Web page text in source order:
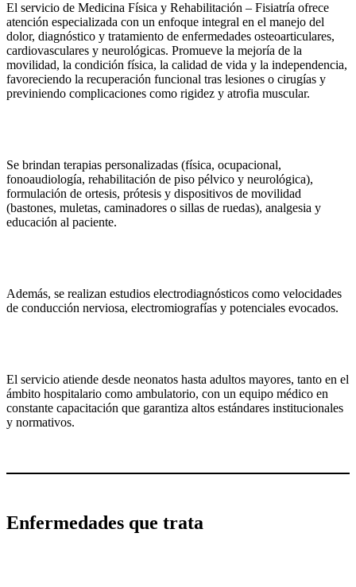
El servicio de Medicina Física y Rehabilitación – Fisiatría ofrece
atención especializada con un enfoque integral en el manejo del
dolor, diagnóstico y tratamiento de enfermedades osteoarticulares,
cardiovasculares y neurológicas. Promueve la mejoría de la
movilidad, la condición física, la calidad de vida y la independencia,
favoreciendo la recuperación funcional tras lesiones o cirugías y
previniendo complicaciones como rigidez y atrofia muscular.
Se brindan terapias personalizadas (física, ocupacional,
fonoaudiología, rehabilitación de piso pélvico y neurológica),
formulación de ortesis, prótesis y dispositivos de movilidad
(bastones, muletas, caminadores o sillas de ruedas), analgesia y
educación al paciente.
Además, se realizan estudios electrodiagnósticos como velocidades
de conducción nerviosa, electromiografías y potenciales evocados.
El servicio atiende desde neonatos hasta adultos mayores, tanto en el
ámbito hospitalario como ambulatorio, con un equipo médico en
constante capacitación que garantiza altos estándares institucionales
y normativos.
Enfermedades que trata